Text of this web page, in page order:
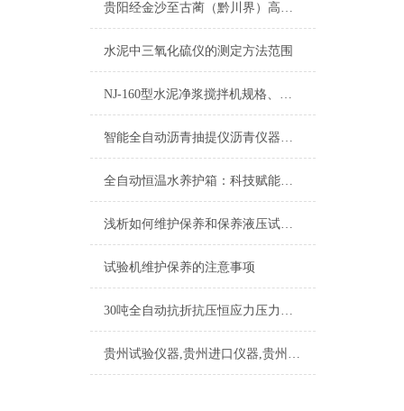
贵阳经金沙至古蔺（黔川界）高速公路中标结果
水泥中三氧化硫仪的测定方法范围
NJ-160型水泥净浆搅拌机规格、型号、价格、图片、*
智能全自动沥青抽提仪沥青仪器被广泛用于公路建设
全自动恒温水养护箱：科技赋能，品质守护
浅析如何维护保养和保养液压试验机
试验机维护保养的注意事项
30吨全自动抗折抗压恒应力压力机安装步骤
贵州试验仪器,贵州进口仪器,贵州试验设备租赁